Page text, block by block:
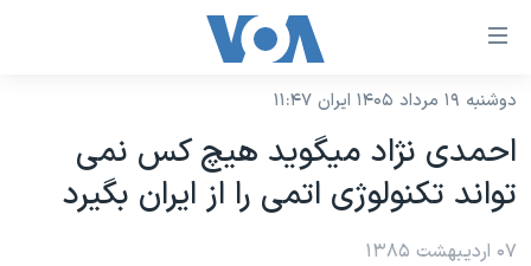
لینکهای
دسترسی
جهش
محتوای
اصلی
نسخه سبک وب‌سایت
موضوع ها
ایران
برنامه های تلویزیونی
دوشنبه ۱۹ مرداد ۱۴۰۵ ایران ۱۱:۴۷
احمدی نژاد ميگويد هيچ کس نمی
تواند تکنولوژی اتمی را از ايران بگيرد
۰۷ اردیبهشت ۱۳۸۵